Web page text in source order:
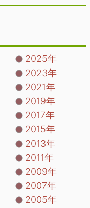
2025年
2023年
2021年
2019年
2017年
2015年
2013年
2011年
2009年
2007年
2005年